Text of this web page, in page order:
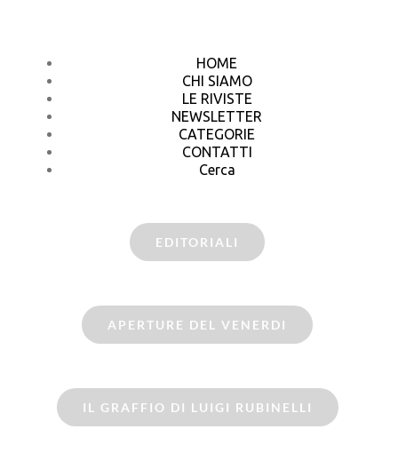
HOME
CHI SIAMO
LE RIVISTE
NEWSLETTER
CATEGORIE
CONTATTI
Cerca
EDITORIALI
APERTURE DEL VENERDI
IL GRAFFIO DI LUIGI RUBINELLI